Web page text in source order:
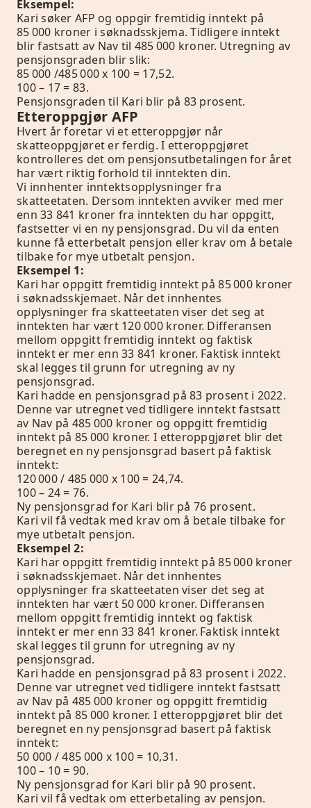
Eksempel:
Kari søker AFP og oppgir fremtidig inntekt på
85 000 kroner i søknadsskjema. Tidligere inntekt
blir fastsatt av Nav til 485 000 kroner. Utregning av
pensjonsgraden blir slik:
85 000 /485 000 x 100 = 17,52.
100 – 17 = 83.
Pensjonsgraden til Kari blir på 83 prosent.
Etteroppgjør AFP
Hvert år foretar vi et etteroppgjør når
skatteoppgjøret er ferdig. I etteroppgjøret
kontrolleres det om pensjonsutbetalingen for året
har vært riktig forhold til inntekten din.
Vi innhenter inntektsopplysninger fra
skatteetaten. Dersom inntekten avviker med mer
enn 33 841 kroner fra inntekten du har oppgitt,
fastsetter vi en ny pensjonsgrad. Du vil da enten
kunne få etterbetalt pensjon eller krav om å betale
tilbake for mye utbetalt pensjon.
Eksempel 1:
Kari har oppgitt fremtidig inntekt på 85 000 kroner
i søknadsskjemaet. Når det innhentes
opplysninger fra skatteetaten viser det seg at
inntekten har vært 120 000 kroner. Differansen
mellom oppgitt fremtidig inntekt og faktisk
inntekt er mer enn 33 841 kroner. Faktisk inntekt
skal legges til grunn for utregning av ny
pensjonsgrad.
Kari hadde en pensjonsgrad på 83 prosent i 2022.
Denne var utregnet ved tidligere inntekt fastsatt
av Nav på 485 000 kroner og oppgitt fremtidig
inntekt på 85 000 kroner. I etteroppgjøret blir det
beregnet en ny pensjonsgrad basert på faktisk
inntekt:
120 000 / 485 000 x 100 = 24,74.
100 – 24 = 76.
Ny pensjonsgrad for Kari blir på 76 prosent.
Kari vil få vedtak med krav om å betale tilbake for
mye utbetalt pensjon.
Eksempel 2:
Kari har oppgitt fremtidig inntekt på 85 000 kroner
i søknadsskjemaet. Når det innhentes
opplysninger fra skatteetaten viser det seg at
inntekten har vært 50 000 kroner. Differansen
mellom oppgitt fremtidig inntekt og faktisk
inntekt er mer enn 33 841 kroner. Faktisk inntekt
skal legges til grunn for utregning av ny
pensjonsgrad.
Kari hadde en pensjonsgrad på 83 prosent i 2022.
Denne var utregnet ved tidligere inntekt fastsatt
av Nav på 485 000 kroner og oppgitt fremtidig
inntekt på 85 000 kroner. I etteroppgjøret blir det
beregnet en ny pensjonsgrad basert på faktisk
inntekt:
50 000 / 485 000 x 100 = 10,31.
100 – 10 = 90.
Ny pensjonsgrad for Kari blir på 90 prosent.
Kari vil få vedtak om etterbetaling av pensjon.